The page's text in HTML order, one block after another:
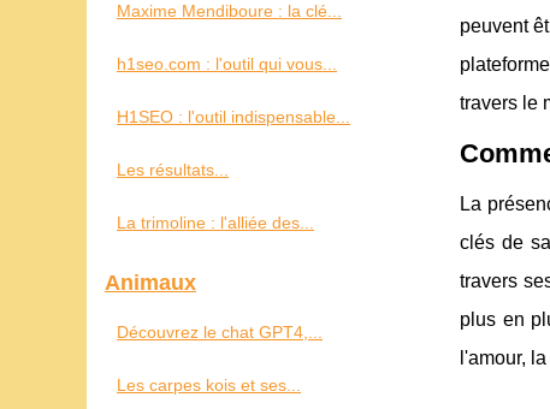
peuvent
travers le
La
clés de
travers
plus en
l'amour,
Maxime Mendiboure : la clé...
h1seo.com : l'outil qui vous...
H1SEO : l'outil indispensable...
Les résultats...
La trimoline : l'alliée des...
Animaux
Découvrez le chat GPT4,...
Les carpes kois et ses...